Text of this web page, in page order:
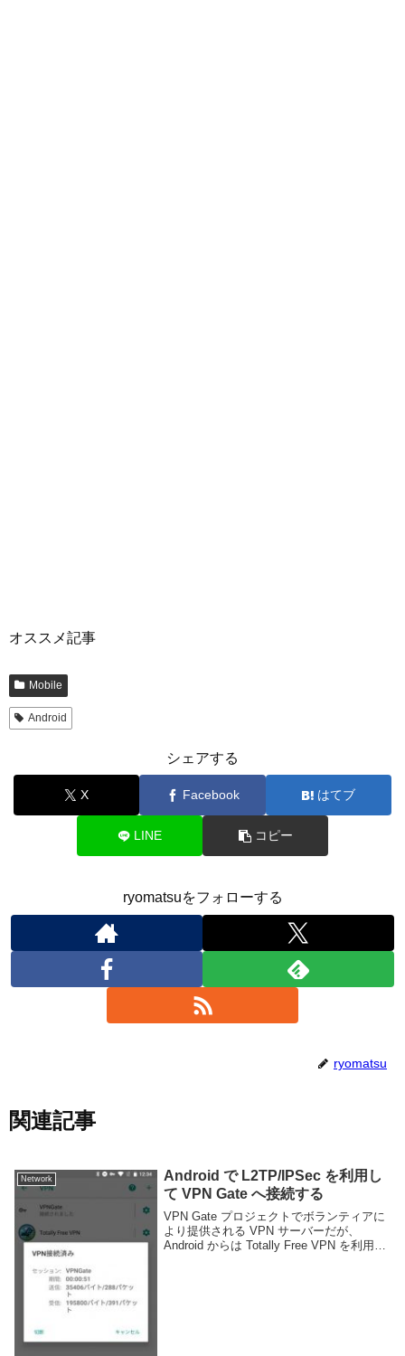
オススメ記事
Mobile
Android
シェアする
X Facebook はてブ
LINE コピー
ryomatsuをフォローする
ryomatsu
関連記事
Network
Android で L2TP/IPSec を利用し
て VPN Gate へ接続する
VPN Gate プロジェクトでボランティアに
より提供される VPN サーバーだが、
Android からは Totally Free VPN を利用す